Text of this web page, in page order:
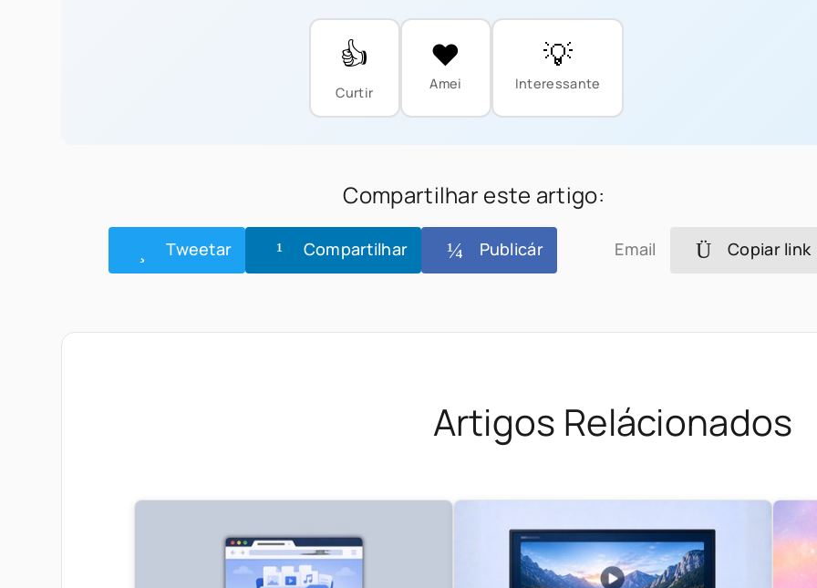
👍
Curtir
❤️
Amei
💡
Interessante
Compartilhar este artigo:
Tweetar Compartilhar Publicár Email Copiar link
Artigos Relácionados